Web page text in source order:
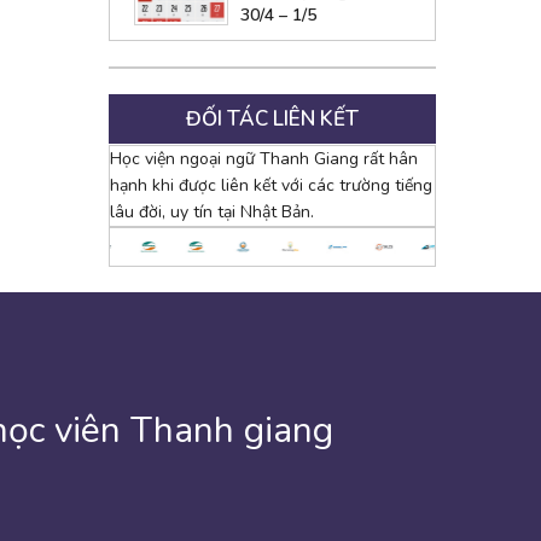
30/4 – 1/5
ĐỐI TÁC LIÊN KẾT
Học viện ngoại ngữ Thanh Giang rất hân
hạnh khi được liên kết với các trường tiếng
lâu đời, uy tín tại Nhật Bản.
viên Thanh giang
tháng trôi qua. Trước khi đến với trung tâm “Thanh
học ở trung tâm Thanh Giang đã được hai tháng rồi.
cùng cũng có kết quả rồi. Em không biết viết gì cho
mình học . Thanh Giang giống như một ngôi trường
rất nhiệt tình giúp đỡ về việc học tiếng cũng như là
tuần. Cho tới hôm nay tôi đã có 54 sáng mai thức